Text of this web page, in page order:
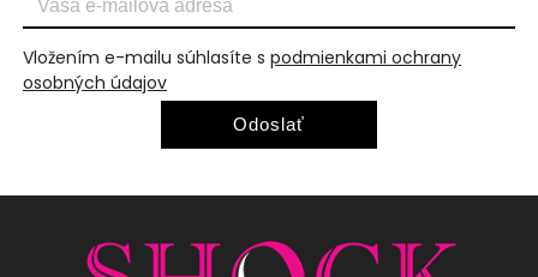
Vložením e-mailu súhlasíte s podmienkami ochrany
osobných údajov
Odoslať